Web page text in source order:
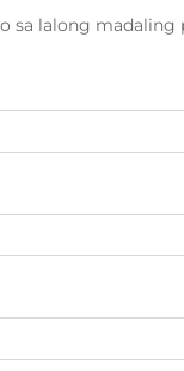
sa lalong madaling